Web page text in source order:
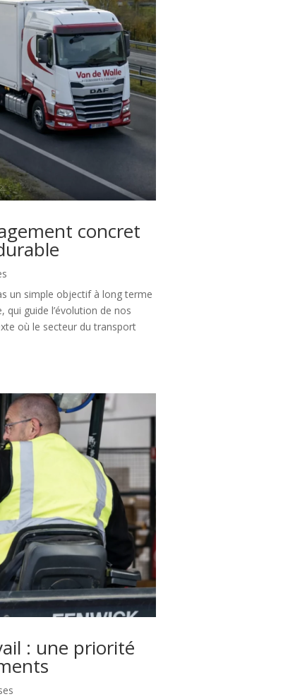
concret
un simple objectif à long terme
qui guide l’évolution de nos
où le secteur du transport
: une priorité